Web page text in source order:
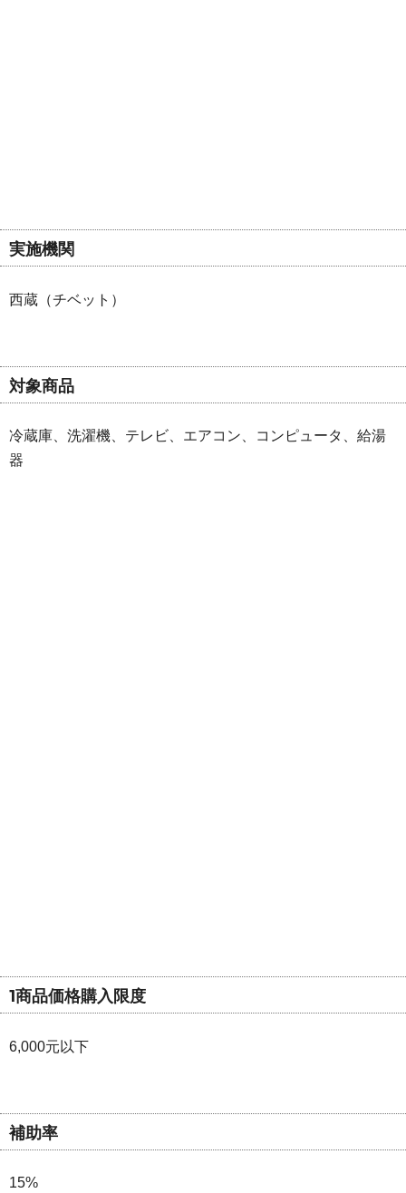
実施機関
西蔵（チベット）
対象商品
冷蔵庫、洗濯機、テレビ、エアコン、コンピュータ、給湯
器
1商品価格購入限度
6,000元以下
補助率
15%